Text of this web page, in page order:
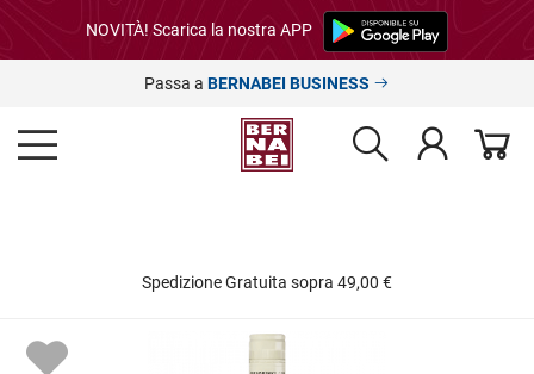
NOVITÀ! Scarica la nostra APP
Passa a BERNABEI BUSINESS
Spedizione Gratuita sopra 49,00 €